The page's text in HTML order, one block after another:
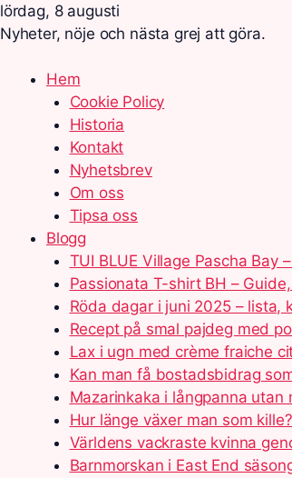
lördag, 8 augusti
Nyheter, nöje och nästa grej att göra.
Hem
Cookie Policy
Historia
Kontakt
Nyhetsbrev
Om oss
Tipsa oss
Blogg
TUI BLUE Village Pascha Bay
Passionata T-shirt BH –
Röda dagar i juni 2025 – lista,
Recept på smal pajdeg med
Lax i ugn med crème fraiche
Kan man få bostadsbidrag
Mazarinkaka i långpanna
Hur länge växer man som
Världens vackraste kvinna
Barnmorskan i East End